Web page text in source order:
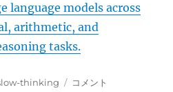
language models across
arithmetic, and
tasks.
thinking
Inference-
コメント